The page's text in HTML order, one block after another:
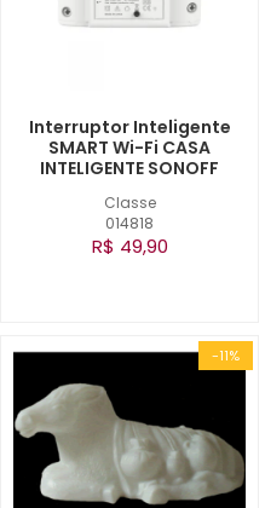
Classe
014818
Interruptor Inteligente
SMART Wi-Fi CASA
INTELIGENTE SONOFF
R$ 49,90
-11%